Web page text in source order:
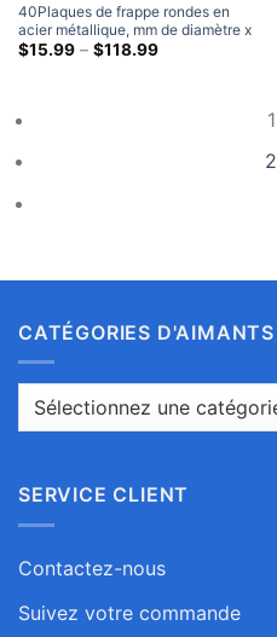
40Plaques de frappe rondes en
acier métallique, mm de diamètre x
1 mm d'épaisseur
$15.99 – $118.99Gamme
1
2
CATÉGORIES D'AIMANTS
SERVICE CLIENT
Contactez-nous
Suivez votre commande